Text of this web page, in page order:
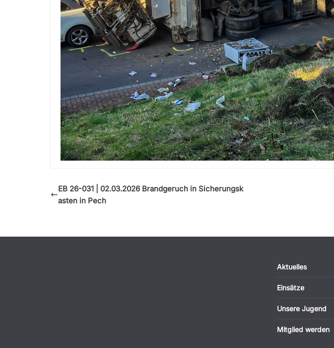
EB 26-031 | 02.03.2026 Brandgeruch in Sicherungsk
asten in Pech
Aktuelles
Einsätze
Unsere Jugend
Mitglied werden